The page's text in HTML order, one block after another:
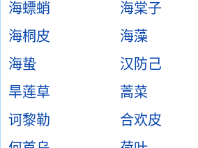
海螵蛸
海棠子
海桐皮
海藻
海蛰
汉防己
旱莲草
蒿菜
诃黎勒
合欢皮